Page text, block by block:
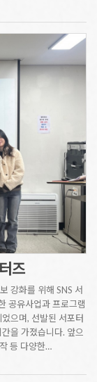
즈
강화를 위해 SNS 서
공유사업과 프로그램
으며, 선발된 서포터
을 가졌습니다. 앞으
등 다양한…